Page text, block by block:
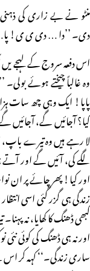
منٹو نے بے زاری کی
دی۔ ’’دا … دی ی ی! پا…
اس دفعہ سروج کے لہجے یں
وہ غالباً چیختے ہوئے
پاپا! ایک وہی چھ سات
کیا؟ آجائیں گے، آجائیں
لا رہے ہیں وہ تیرے باپ،
لگے کی، آئیں گے اور
اور کیا! پھر چائے پر ان
زندگی ہی گزر گئی اسی
کبھی ڈھنگ کا کھایا، نہ
اور نہ ہی ڈھنگ کی کوئی
ساری زندگی۔‘‘ کہہ کر